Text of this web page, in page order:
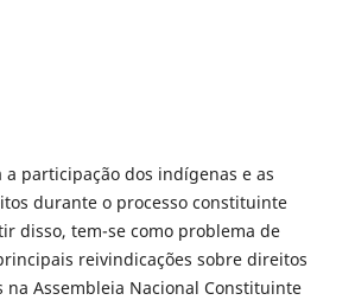
participação dos indígenas e as
durante o processo constituinte
disso, tem-se como problema de
reivindicações sobre direitos
Assembleia Nacional Constituinte